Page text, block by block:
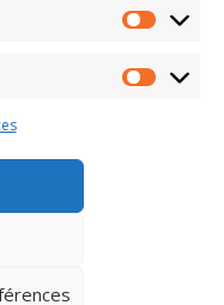
Marketing
droits réservés.